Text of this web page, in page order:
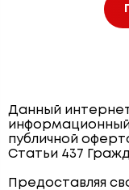
Данный
информационный
публичной
Статьи 437
Предоставляя